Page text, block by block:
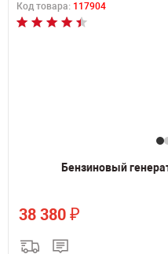
Код товара: 117904
Бензиновый
38 380 ₽